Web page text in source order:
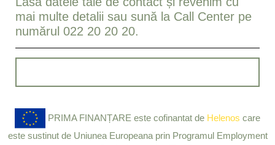
mai multe detalii sau sună la Call Center pe
numărul 022 20 20 20.
PRIMA FINANȚARE este cofinantat de Helenos care
este sustinut de Uniunea Europeana prin Programul Employment